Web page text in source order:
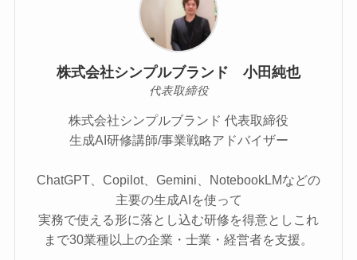
株式会社シンプルブランド 小田純也
代表取締役
株式会社シンプルブランド 代表取締役
生成AI研修講師/事業戦略アドバイザー
ChatGPT、Copilot、Gemini、NotebookLMなどの
主要の生成AIを使って
実務で使える形に落とし込む研修を得意としこれ
まで30業種以上の企業・士業・経営者を支援。